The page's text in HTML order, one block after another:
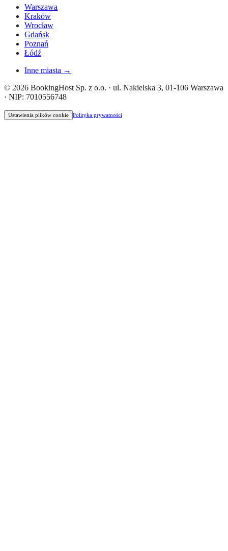
Warszawa
Kraków
Wrocław
Gdańsk
Poznań
Łódź
Inne miasta →
© 2026 BookingHost Sp. z o.o. · ul. Nakielska 3, 01-106 Warszawa
· NIP: 7010556748
Ustawienia plików cookie Polityka prywatności